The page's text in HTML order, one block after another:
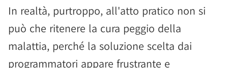
In realtà, purtroppo, all'atto pratico non si
può che ritenere la cura peggio della
malattia, perché la soluzione scelta dai
programmatori appare frustrante e